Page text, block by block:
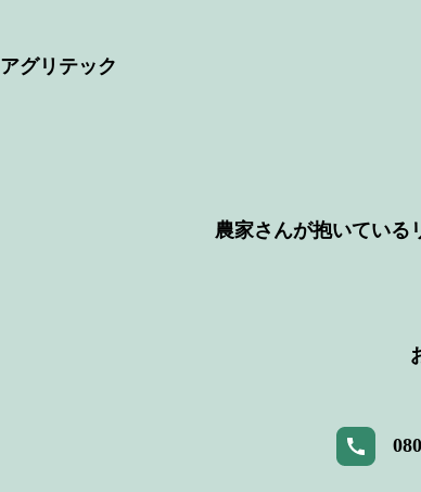
アグリテック
農家さんが抱いている